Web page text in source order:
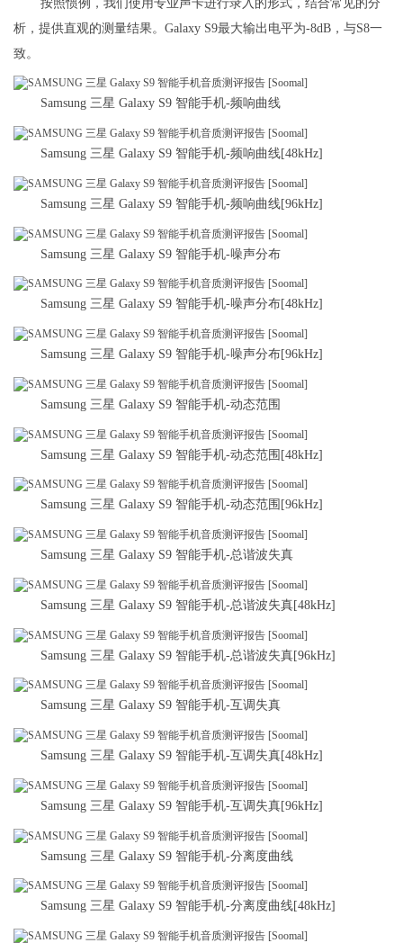
按照惯例，我们使用专业声卡进行录入的形式，结合常见的分
析，提供直观的测量结果。Galaxy S9最大输出电平为-8dB，与S8一
致。
Samsung 三星 Galaxy S9 智能手机-频响曲线
Samsung 三星 Galaxy S9 智能手机-频响曲线[48kHz]
Samsung 三星 Galaxy S9 智能手机-频响曲线[96kHz]
Samsung 三星 Galaxy S9 智能手机-噪声分布
Samsung 三星 Galaxy S9 智能手机-噪声分布[48kHz]
Samsung 三星 Galaxy S9 智能手机-噪声分布[96kHz]
Samsung 三星 Galaxy S9 智能手机-动态范围
Samsung 三星 Galaxy S9 智能手机-动态范围[48kHz]
Samsung 三星 Galaxy S9 智能手机-动态范围[96kHz]
Samsung 三星 Galaxy S9 智能手机-总谐波失真
Samsung 三星 Galaxy S9 智能手机-总谐波失真[48kHz]
Samsung 三星 Galaxy S9 智能手机-总谐波失真[96kHz]
Samsung 三星 Galaxy S9 智能手机-互调失真
Samsung 三星 Galaxy S9 智能手机-互调失真[48kHz]
Samsung 三星 Galaxy S9 智能手机-互调失真[96kHz]
Samsung 三星 Galaxy S9 智能手机-分离度曲线
Samsung 三星 Galaxy S9 智能手机-分离度曲线[48kHz]